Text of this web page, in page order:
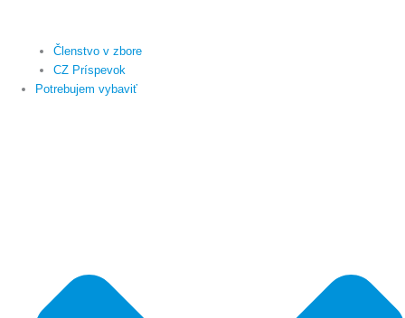
Členstvo v zbore
CZ Príspevok
Potrebujem vybaviť